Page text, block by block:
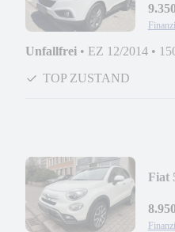
Unfallfrei • EZ 12/2014 •
TOP ZUSTAND
Fiat